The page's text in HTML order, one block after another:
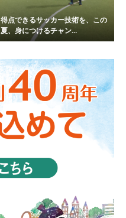
得点できるサッカー技術を、この
夏、身につけるチャン...